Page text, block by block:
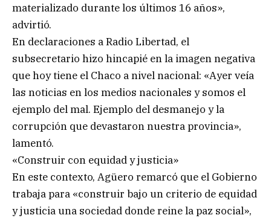
materializado durante los últimos 16 años»,
advirtió.
En declaraciones a Radio Libertad, el
subsecretario hizo hincapié en la imagen negativa
que hoy tiene el Chaco a nivel nacional: «Ayer veía
las noticias en los medios nacionales y somos el
ejemplo del mal. Ejemplo del desmanejo y la
corrupción que devastaron nuestra provincia»,
lamentó.
«Construir con equidad y justicia»
En este contexto, Agüero remarcó que el Gobierno
trabaja para «construir bajo un criterio de equidad
y justicia una sociedad donde reine la paz social»,